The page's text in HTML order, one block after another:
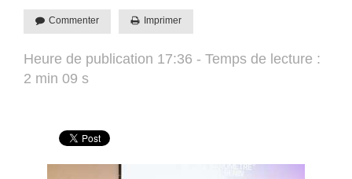
Commenter Imprimer
Heure de publication 17:36 - Temps de lecture :
2 min 09 s